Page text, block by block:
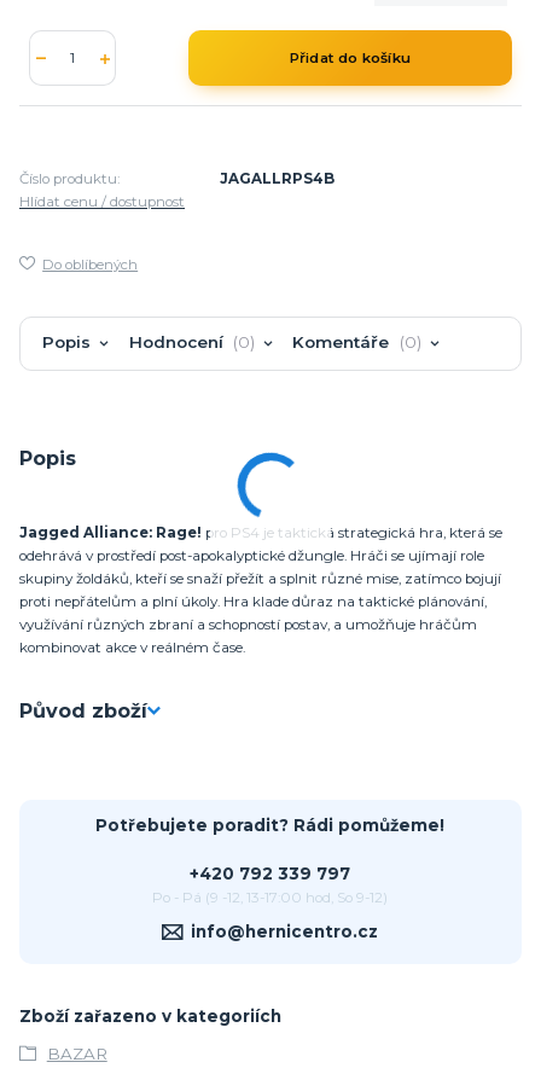
Přidat do košíku
Číslo produktu:
JAGALLRPS4B
Hlídat cenu / dostupnost
Do oblíbených
Popis Hodnocení 0 Komentáře 0
Popis
Jagged Alliance: Rage! pro PS4 je taktická strategická hra, která se
odehrává v prostředí post-apokalyptické džungle. Hráči se ujímají role
skupiny žoldáků, kteří se snaží přežít a splnit různé mise, zatímco bojují
proti nepřátelům a plní úkoly. Hra klade důraz na taktické plánování,
využívání různých zbraní a schopností postav, a umožňuje hráčům
kombinovat akce v reálném čase.
Původ zboží
Potřebujete poradit? Rádi pomůžeme!
+420 792 339 797
Po - Pá (9 -12, 13-17:00 hod, So 9-12)
info@hernicentro.cz
Zboží zařazeno v kategoriích
BAZAR